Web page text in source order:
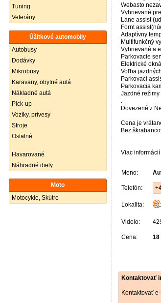
Tuning
Veterány
Úžitkové automobily
Autobusy
Dodávky
Mikrobusy
Karavany, obytné autá
Nákladné autá
Pick-up
Vozíky, prívesy
Stroje
Ostatné
Havarované
Náhradné diely
Moto
Motocykle, Skútre
Webasto
Vyhrievané
Lane assist
Fornt
Adaptívny
Multifunkčný
Vyhrievané a
Parkovacie
Elektrické
Voľba
Parkovací
Parkovacia
Jazdné
Dovezené z
Cena je
Bez
Viac
Meno:
Telefón:
Lokalita:
Videlo:
Cena: 18
Kontaktovať
Kontaktovať